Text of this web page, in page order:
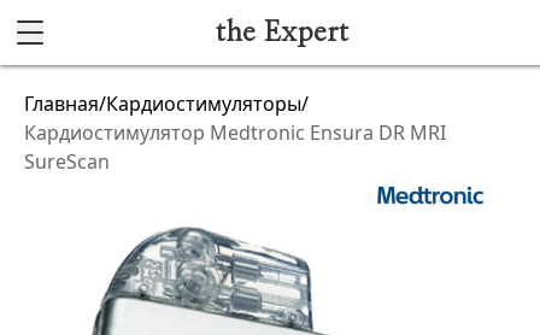
the Expert
Акушерство и гинекология
Гибкая эндоскопия
Лучевая диагностика
Главная/Кардиостимуляторы/
Кардиостимулятор Medtronic Ensura DR MRI
SureScan